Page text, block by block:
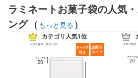
ラミネートお菓子袋の人気
ング
( もっと見る )
カテゴリ人気1位